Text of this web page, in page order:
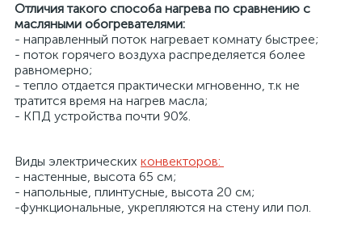
Отличия такого способа нагрева по сравнению с
масляными обогревателями:
- направленный поток нагревает комнату быстрее;
- поток горячего воздуха распределяется более
равномерно;
- тепло отдается практически мгновенно, т.к не
тратится время на нагрев масла;
- КПД устройства почти 90%.
Виды электрических конвекторов:
- настенные, высота 65 см;
- напольные, плинтусные, высота 20 см;
-функциональные, укрепляются на стену или пол.